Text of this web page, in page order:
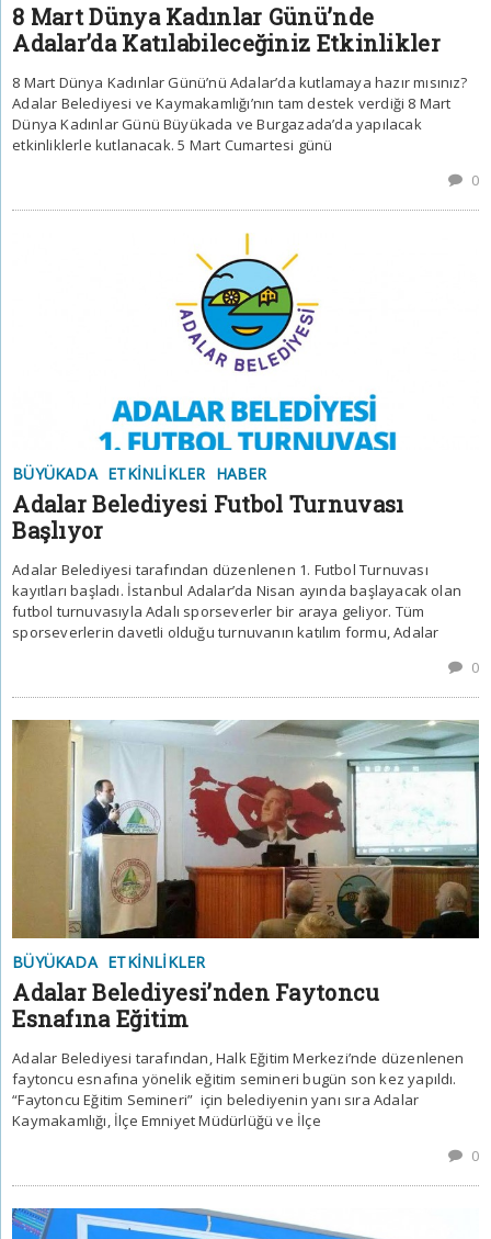
8 Mart Dünya Kadınlar Günü’nde
Adalar’da Katılabileceğiniz Etkinlikler
8 Mart Dünya Kadınlar Günü’nü Adalar’da kutlamaya hazır mısınız?
Adalar Belediyesi ve Kaymakamlığı’nın tam destek verdiği 8 Mart
Dünya Kadınlar Günü Büyükada ve Burgazada’da yapılacak
etkinliklerle kutlanacak. 5 Mart Cumartesi günü
0
BÜYÜKADA ETKINLIKLER HABER
Adalar Belediyesi Futbol Turnuvası
Başlıyor
Adalar Belediyesi tarafından düzenlenen 1. Futbol Turnuvası
kayıtları başladı. İstanbul Adalar’da Nisan ayında başlayacak olan
futbol turnuvasıyla Adalı sporseverler bir araya geliyor. Tüm
sporseverlerin davetli olduğu turnuvanın katılım formu, Adalar
0
BÜYÜKADA ETKINLIKLER
Adalar Belediyesi’nden Faytoncu
Esnafına Eğitim
Adalar Belediyesi tarafından, Halk Eğitim Merkezi’nde düzenlenen
faytoncu esnafına yönelik eğitim semineri bugün son kez yapıldı.
“Faytoncu Eğitim Semineri” için belediyenin yanı sıra Adalar
Kaymakamlığı, İlçe Emniyet Müdürlüğü ve İlçe
0